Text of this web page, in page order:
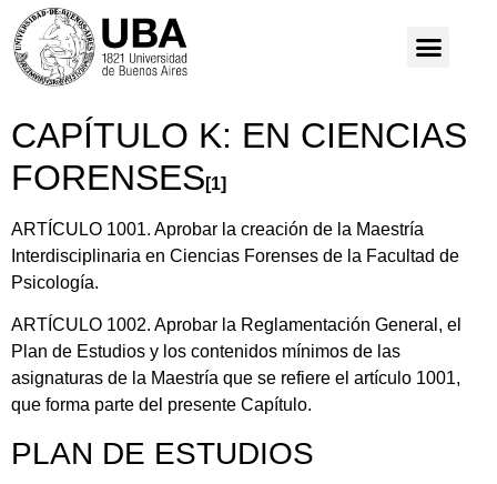
CAPÍTULO K: EN CIENCIAS
FORENSES [1]
ARTÍCULO 1001. Aprobar la creación de la Maestría
Interdisciplinaria en Ciencias Forenses de la Facultad de
Psicología.
ARTÍCULO 1002. Aprobar la Reglamentación General, el
Plan de Estudios y los contenidos mínimos de las
asignaturas de la Maestría que se refiere el artículo 1001,
que forma parte del presente Capítulo.
PLAN DE ESTUDIOS